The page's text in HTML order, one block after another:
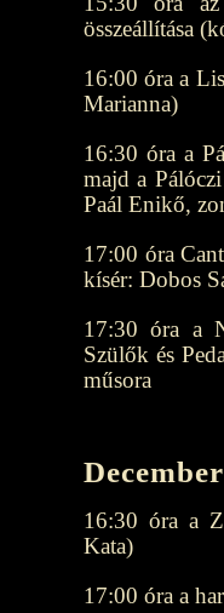
összeállítása
16:00 óra a
Marianna)
16:30 óra a
majd a
Paál Enikő,
17:00 óra
kísér: Dobos
17:30 óra a
Szülők és
műsora
16:30 óra a
Kata)
17:00 óra a